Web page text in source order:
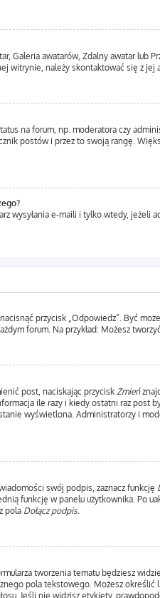
Galeria awatarów, Zdalny awatar lub
witrynie, należy skontaktować się z jej
na forum, np. moderatora czy
postów i przez to swoją rangę.
e-maili i tylko wtedy, jeżeli
przycisk „Odpowiedz”. Być
forum. Na przykład: Możesz
post, naciskając przycisk Zmień
ile razy i kiedy ostatni raz post
wyświetlona. Administratorzy i
swój podpis, zaznacz funkcję
funkcję w panelu użytkownika. Po
pola Dołącz podpis.
tworzenia tematu będziesz
pola tekstowego. Możesz określić
Jeśli nie widzisz etykiety,